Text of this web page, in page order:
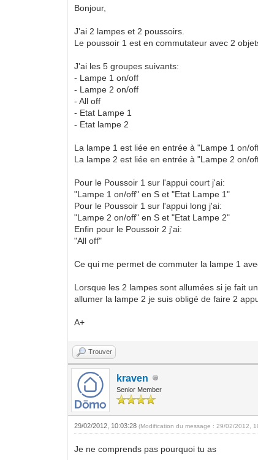
Bonjour,
J'ai 2 lampes et 2 poussoirs.
Le poussoir 1 est en commutateur avec 2
J'ai les 5 groupes suivants:
- Lampe 1 on/off
- Lampe 2 on/off
- All off
- Etat Lampe 1
- Etat lampe 2
La lampe 1 est liée en entrée à "Lampe 1 on/
La lampe 2 est liée en entrée à "Lampe 2 on/
Pour le Poussoir 1 sur l'appui court j'ai:
"Lampe 1 on/off" en S et "Etat Lampe 1"
Pour le Poussoir 1 sur l'appui long j'ai:
"Lampe 2 on/off" en S et "Etat Lampe 2"
Enfin pour le Poussoir 2 j'ai:
"All off"
Ce qui me permet de commuter la lampe 1
Lorsque les 2 lampes sont allumées si je fait
allumer la lampe 2 je suis obligé de faire 2
A+
Trouver
kraven
Senior Member
29/02/2012, 10:03:28(Modification du message : 29/02/2012,
Je ne comprends pas pourquoi tu as